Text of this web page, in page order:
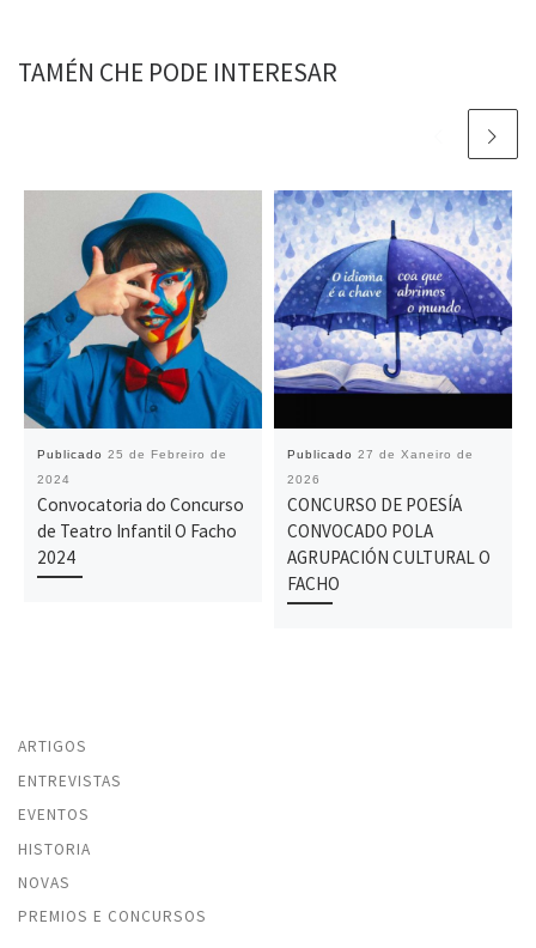
TAMÉN CHE PODE INTERESAR
Publicado 25 de Febreiro de
2024
Convocatoria do Concurso
de Teatro Infantil O Facho
2024
Publicado 27 de Xaneiro de
2026
CONCURSO DE POESÍA
CONVOCADO POLA
AGRUPACIÓN CULTURAL O
FACHO
ARTIGOS
ENTREVISTAS
EVENTOS
HISTORIA
NOVAS
PREMIOS E CONCURSOS